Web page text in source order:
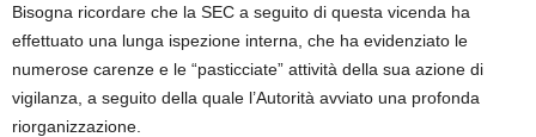
Bisogna ricordare che la SEC a seguito di questa vicenda ha
effettuato una lunga ispezione interna, che ha evidenziato le
numerose carenze e le “pasticciate” attività della sua azione di
vigilanza, a seguito della quale l’Autorità avviato una profonda
riorganizzazione.